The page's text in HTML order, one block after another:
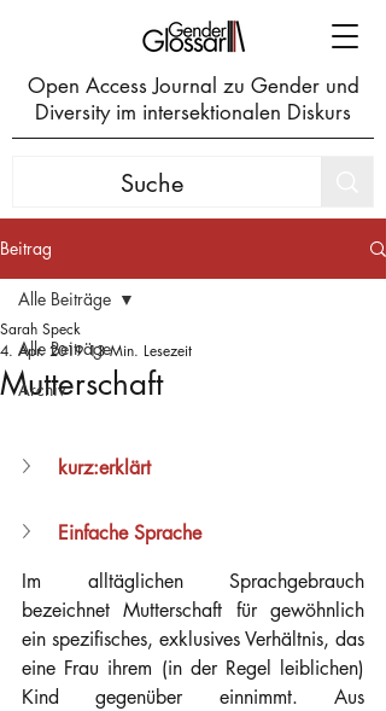
Open Access Journal zu Gender und
Diversity im intersektionalen Diskurs
Beitrag
Alle Beiträge
Archiv
Alle Beiträge
Mutterschaft
Sarah Speck
4. Apr. 2019 13 Min. Lesezeit
kurz:erklärt
Einfache Sprache
Im alltäglichen Sprachgebrauch
bezeichnet Mutterschaft für gewöhnlich
ein spezifisches, exklusives Verhältnis, das
eine Frau ihrem (in der Regel leiblichen)
Kind gegenüber einnimmt. Aus